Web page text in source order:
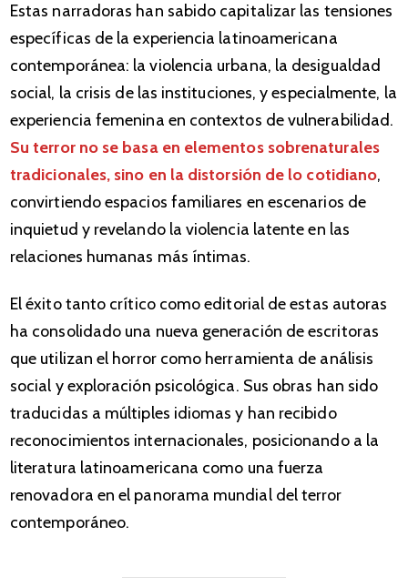
Estas narradoras han sabido capitalizar las tensiones
específicas de la experiencia latinoamericana
contemporánea: la violencia urbana, la desigualdad
social, la crisis de las instituciones, y especialmente, la
experiencia femenina en contextos de vulnerabilidad.
Su terror no se basa en elementos sobrenaturales
tradicionales, sino en la distorsión de lo cotidiano,
convirtiendo espacios familiares en escenarios de
inquietud y revelando la violencia latente en las
relaciones humanas más íntimas.
El éxito tanto crítico como editorial de estas autoras
ha consolidado una nueva generación de escritoras
que utilizan el horror como herramienta de análisis
social y exploración psicológica. Sus obras han sido
traducidas a múltiples idiomas y han recibido
reconocimientos internacionales, posicionando a la
literatura latinoamericana como una fuerza
renovadora en el panorama mundial del terror
contemporáneo.